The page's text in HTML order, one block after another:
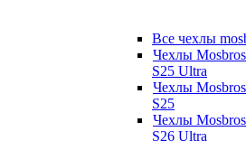
Все чехлы
Чехлы
S25 Ultra
Чехлы
S25
Чехлы
S26 Ultra